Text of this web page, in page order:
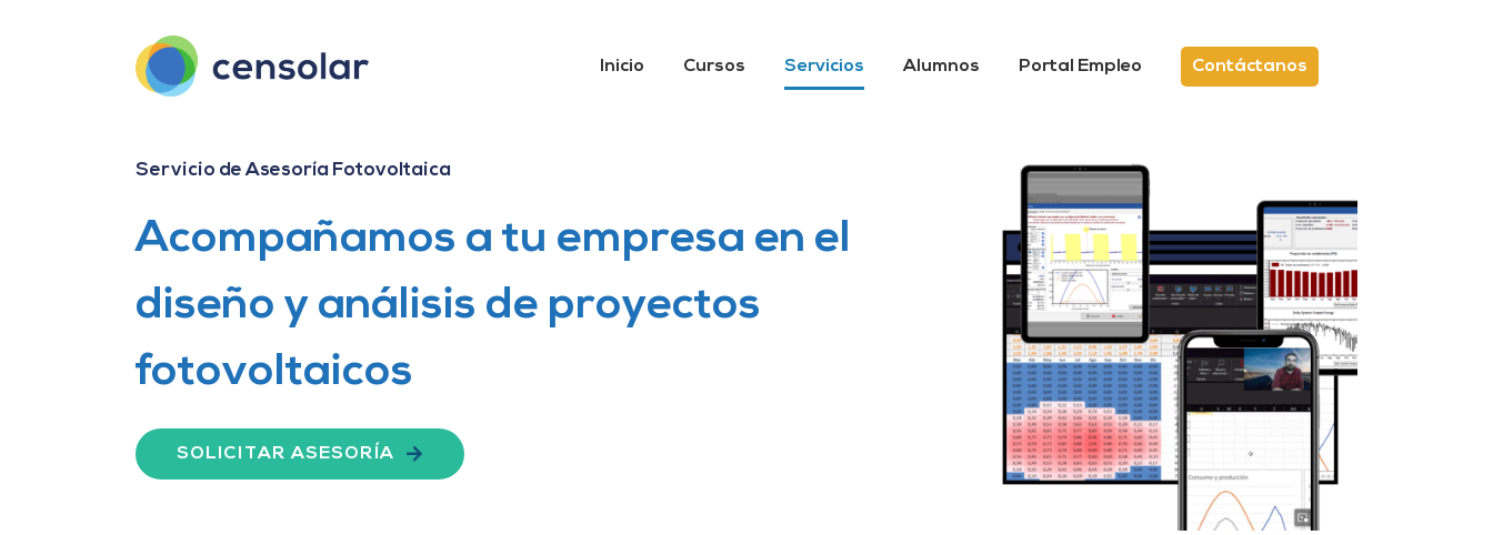
Inicio Cursos Servicios Alumnos Portal Empleo Contáctanos
Servicio de Asesoría Fotovoltaica
Acompañamos a tu empresa en el
diseño y análisis de proyectos
fotovoltaicos
SOLICITAR ASESORÍA